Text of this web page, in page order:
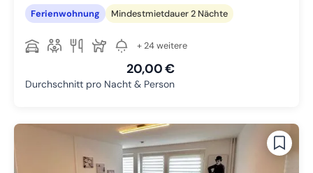
Ferienwohnung Mindestmietdauer 2 Nächte
+ 24 weitere
20,00 €
Durchschnitt pro Nacht & Person